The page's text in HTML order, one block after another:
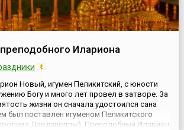
Илариона
Новый, игумен Пеликитский, с юности
Богу и много лет провел в затворе. За
жизни он сначала удостоился сана
был поставлен игуменом Пеликитского
Дарданеллы). Преподобный Иларион